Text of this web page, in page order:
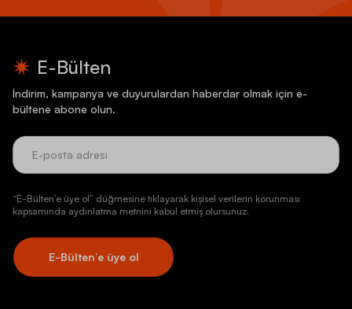
E-Bülten
İndirim, kampanya ve duyurulardan haberdar olmak için e-
bültene abone olun.
“E-Bülten’e üye ol” düğmesine tıklayarak kişisel verilerin korunması
kapsamında aydınlatma metnini kabul etmiş olursunuz.
E-Bülten’e üye ol